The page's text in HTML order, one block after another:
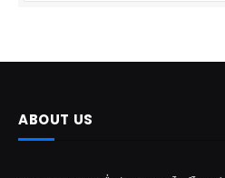
ABOUT US